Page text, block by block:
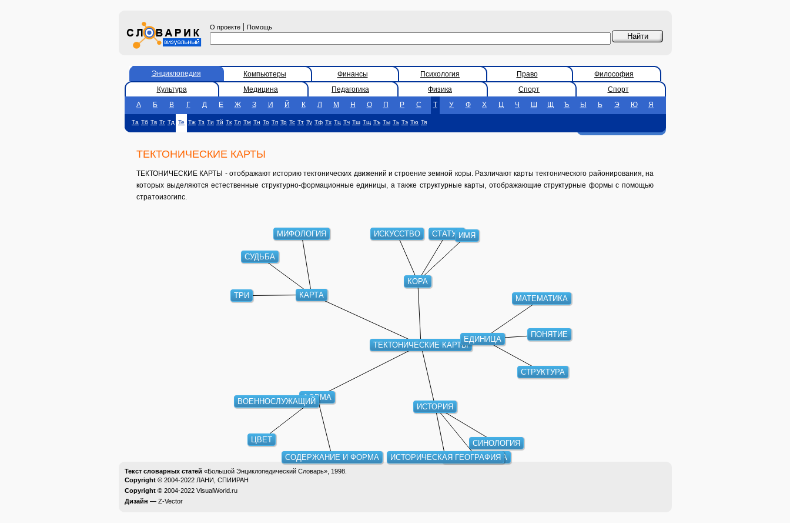
О проекте | Помощь
Энциклопедия Компьютеры Финансы Психология Право
Философия
Культура
Медицина Педагогика Физика Спорт
Спорт
А
Б В Г Д Е Ж З И Й К Л М Н О П Р С Т У Ф Х Ц Ч Ш Щ Ъ Ы Ь Э Ю Я
Та Тб Тв Тг Тд Те Тж Тз Ти Тй Тк Тл Тм Тн То Тп Тр Тс Тт Ту Тф Тх Тц Тч Тш Тщ Тъ Ты Ть Тэ Тю Тя
ТЕКТОНИЧЕСКИЕ КАРТЫ
ТЕКТОНИЧЕСКИЕ КАРТЫ - отображают историю тектонических движений и строение земной коры. Различают карты тектонического районирования, на
которых выделяются естественные структурно-формационные единицы, а также структурные карты, отображающие структурные формы с помощью
стратоизогипс.
ТЕКТОНИЧЕСКИЕ КАРТЫ
КАРТА
КОРА
ЕДИНИЦА
ФОРМА
ИСТОРИЯ
ТРИ
СУДЬБА
МИФОЛОГИЯ СТАТУЯ
ИСКУССТВО ИМЯ
МАТЕМАТИКА
ПОНЯТИЕ
СТРУКТУРА
СОДЕРЖАНИЕ И ФОРМА
ВОЕННОСЛУЖАЩИЙ
ЦВЕТ
СИНОЛОГИЯ
БАЛКАНИСТИКА
ИСТОРИЧЕСКАЯ ГЕОГРАФИЯ
Текст словарных статей «Большой Энциклопедический Словарь», 1998.
Copyright © 2004-2022 ЛАНИ, СПИИРАН
Copyright © 2004-2022 VisualWorld.ru
Дизайн — Z-Vector